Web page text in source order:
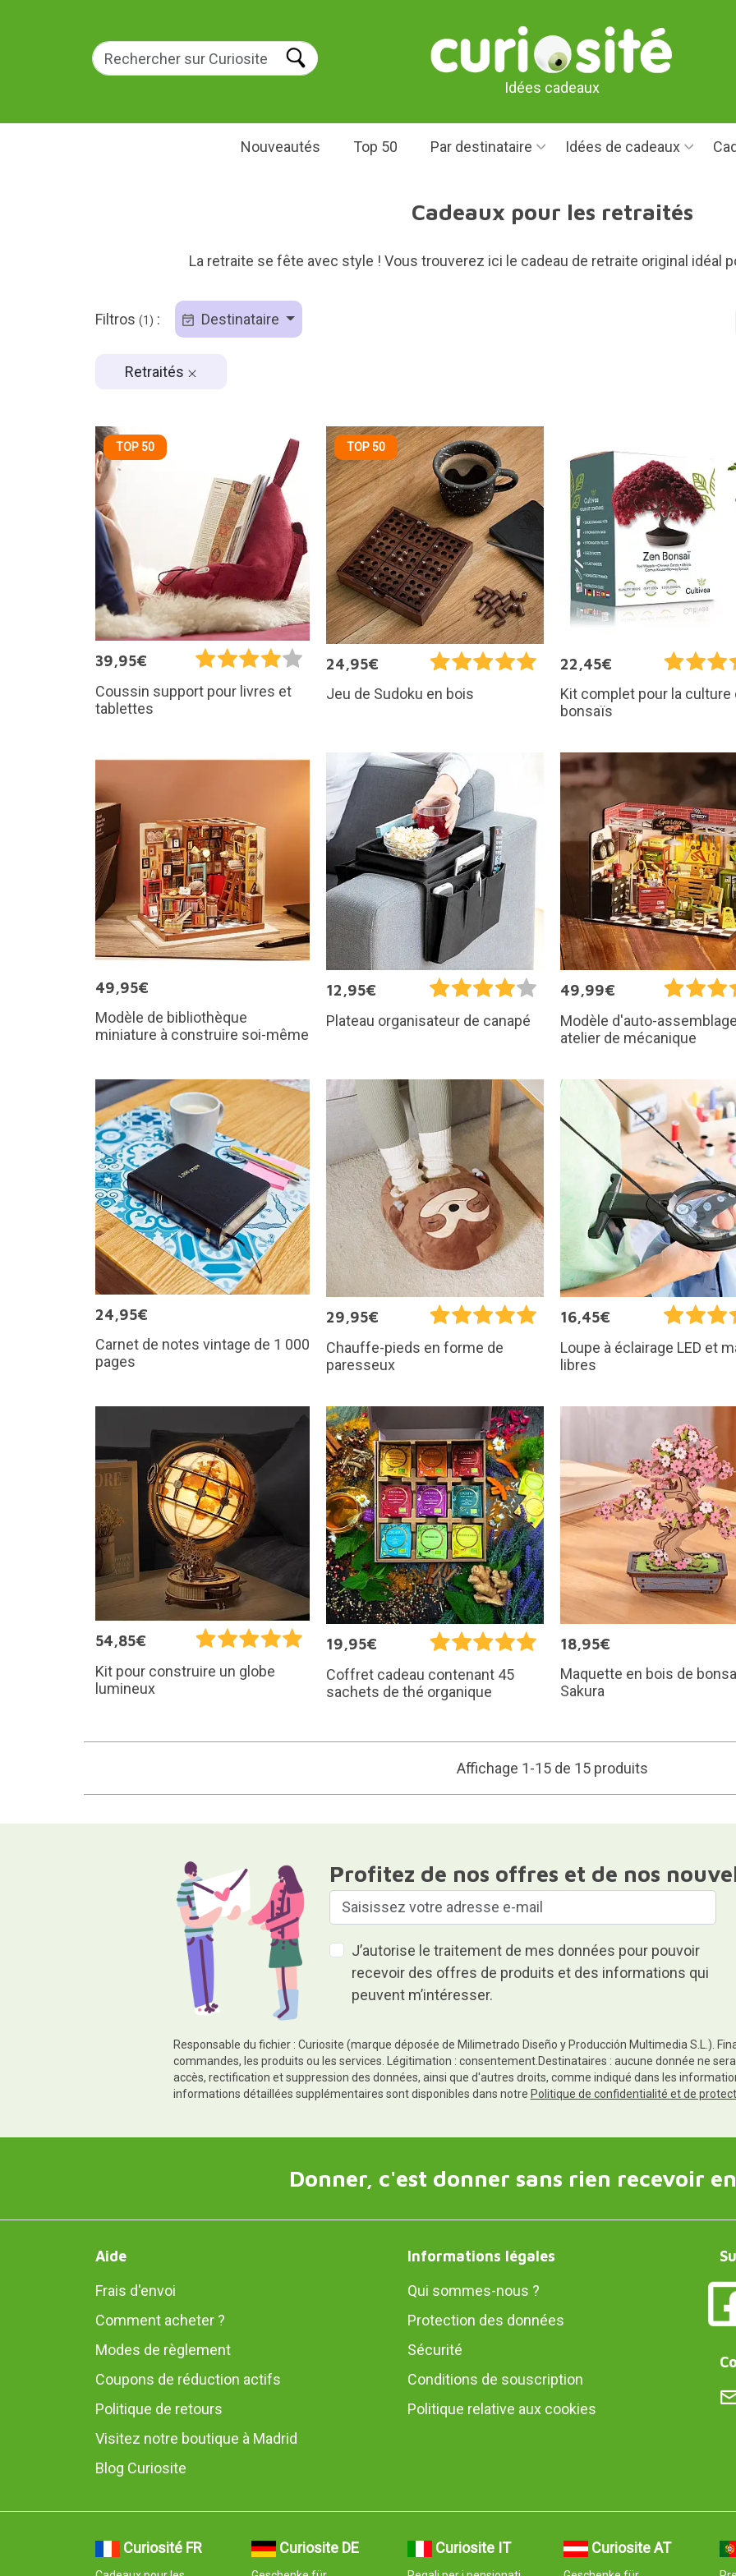
Idées cadeaux
Nouveautés Top 50 Par destinataire Idées de cadeaux
Cadeaux pour les retraités
La retraite se fête avec style ! Vous trouverez ici le cadeau de retraite original idéal
Filtros (1) : Destinataire
Retraités
TOP 50
39,95€
Coussin support pour livres et
tablettes
TOP 50
24,95€
Jeu de Sudoku en bois
22,45€
Kit complet pour la culture
bonsaïs
49,95€
Modèle de bibliothèque
miniature à construire soi-même
12,95€
Plateau organisateur de canapé
49,99€
Modèle d'auto-
atelier de mécanique
24,95€
Carnet de notes vintage de 1 000
pages
29,95€
Chauffe-pieds en forme de
paresseux
16,45€
Loupe à éclairage LED et
libres
54,85€
Kit pour construire un globe
lumineux
19,95€
Coffret cadeau contenant 45
sachets de thé organique
18,95€
Maquette en bois de
Sakura
Affichage 1-15 de 15 produits
Profitez de nos offres et de nos
J’autorise le traitement de mes données pour pouvoir
recevoir des offres de produits et des informations qui
peuvent m’intéresser.
Responsable du fichier : Curiosite (marque déposée de Milimetrado Diseño y Producción Multimedia S.L.).
commandes, les produits ou les services. Légitimation : consentement.Destinataires : aucune donnée ne
accès, rectification et suppression des données, ainsi que d'autres droits, comme indiqué dans les
informations détaillées supplémentaires sont disponibles dans notre Politique de confidentialité et de
Donner, c'est donner sans rien recevoir
Aide
Frais d'envoi
Comment acheter ?
Modes de règlement
Coupons de réduction actifs
Politique de retours
Visitez notre boutique à Madrid
Blog Curiosite
Informations légales
Qui sommes-nous ?
Protection des données
Sécurité
Conditions de souscription
Politique relative aux cookies
Curiosité FR Curiosite DE Curiosite IT Curiosite AT